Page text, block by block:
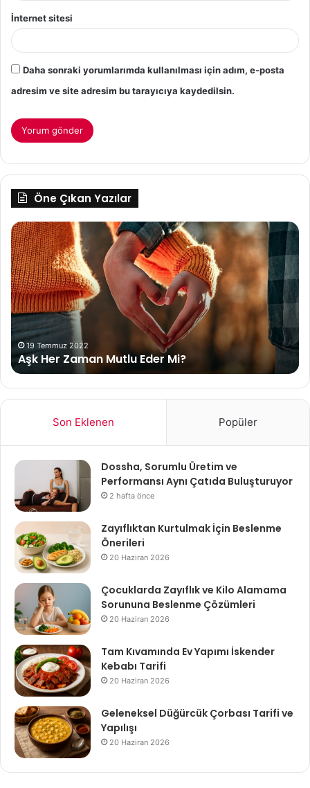
İnternet sitesi
Daha sonraki yorumlarımda kullanılması için adım, e-posta
adresim ve site adresim bu tarayıcıya kaydedilsin.
Öne Çıkan Yazılar
Aşk
Her
Zaman
Mutlu
Eder
Mi?
19 Temmuz 2022
Aşk Her Zaman Mutlu Eder Mi?
Son Eklenen Popüler
Dossha, Sorumlu Üretim ve
Performansı Aynı Çatıda Buluşturuyor
2 hafta önce
Zayıflıktan Kurtulmak İçin Beslenme
Önerileri
20 Haziran 2026
Çocuklarda Zayıflık ve Kilo Alamama
Sorununa Beslenme Çözümleri
20 Haziran 2026
Tam Kıvamında Ev Yapımı İskender
Kebabı Tarifi
20 Haziran 2026
Geleneksel Düğürcük Çorbası Tarifi ve
Yapılışı
20 Haziran 2026